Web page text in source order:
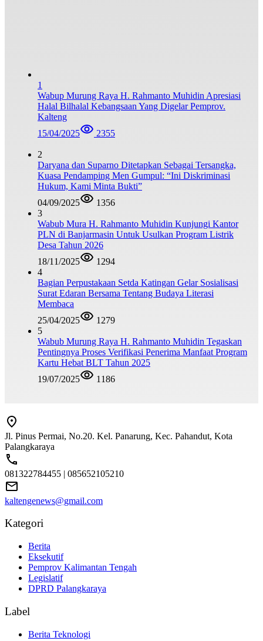
1
Wabup Murung Raya H. Rahmanto Muhidin Apresiasi
Halal Bilhalal Kebangsaan Yang Digelar Pemprov.
Kalteng
15/04/2025
2355
2
Daryana dan Suparno Ditetapkan Sebagai Tersangka,
Kuasa Pendamping Men Gumpul: “Ini Diskriminasi
Hukum, Kami Minta Bukti”
04/09/2025
1356
3
Wabub Mura H. Rahmanto Muhidin Kunjungi Kantor
PLN di Banjarmasin Untuk Usulkan Program Listrik
Desa Tahun 2026
18/11/2025
1294
4
Bagian Perpustakaan Setda Katingan Gelar Sosialisasi
Surat Edaran Bersama Tentang Budaya Literasi
Membaca
25/04/2025
1279
5
Wabub Murung Raya H. Rahmanto Muhidin Tegaskan
Pentingnya Proses Verifikasi Penerima Manfaat Program
Kartu Hebat BLT Tahun 2025
19/07/2025
1186
Jl. Pinus Permai, No.20. Kel. Panarung, Kec. Pahandut, Kota
Palangkaraya
081322784455 | 085652105210
kaltengenews@gmail.com
Kategori
Berita
Eksekutif
Pemprov Kalimantan Tengah
Legislatif
DPRD Palangkaraya
Label
Berita Teknologi